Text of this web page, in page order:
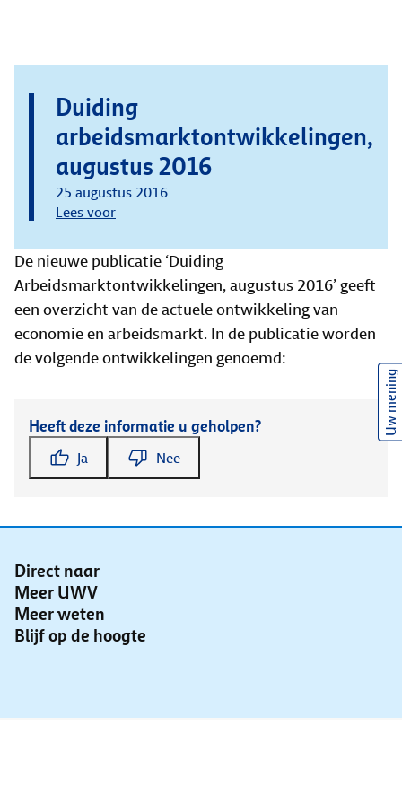
Duiding
arbeidsmarktontwikkelingen,
augustus 2016
25 augustus 2016
Lees voor
De nieuwe publicatie ‘Duiding
Arbeidsmarktontwikkelingen, augustus 2016’ geeft
een overzicht van de actuele ontwikkeling van
economie en arbeidsmarkt. In de publicatie worden
de volgende ontwikkelingen genoemd:
Heeft deze informatie u geholpen?
Ja Nee
Direct naar
Meer UWV
Meer weten
Blijf op de hoogte
Uw mening